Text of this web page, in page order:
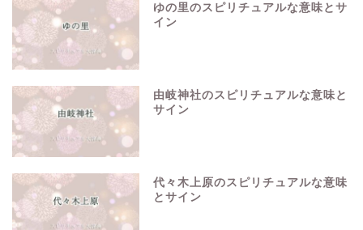
ゆの里のスピリチュアルな意味とサ
イン
由岐神社のスピリチュアルな意味と
サイン
代々木上原のスピリチュアルな意味
とサイン